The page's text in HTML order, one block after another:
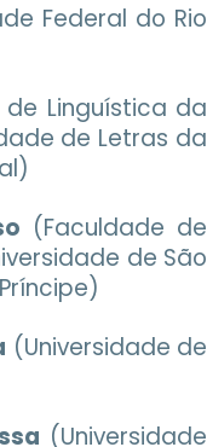
Federal do Rio
Linguística da
de Letras da
(Faculdade de
de São
(Universidade de
(Universidade